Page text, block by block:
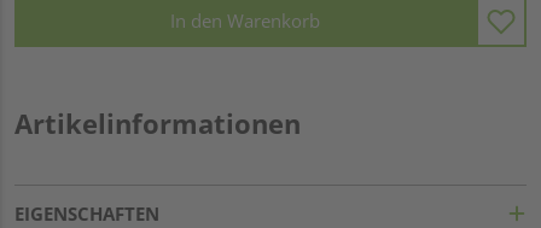
In den Warenkorb
Artikelinformationen
EIGENSCHAFTEN